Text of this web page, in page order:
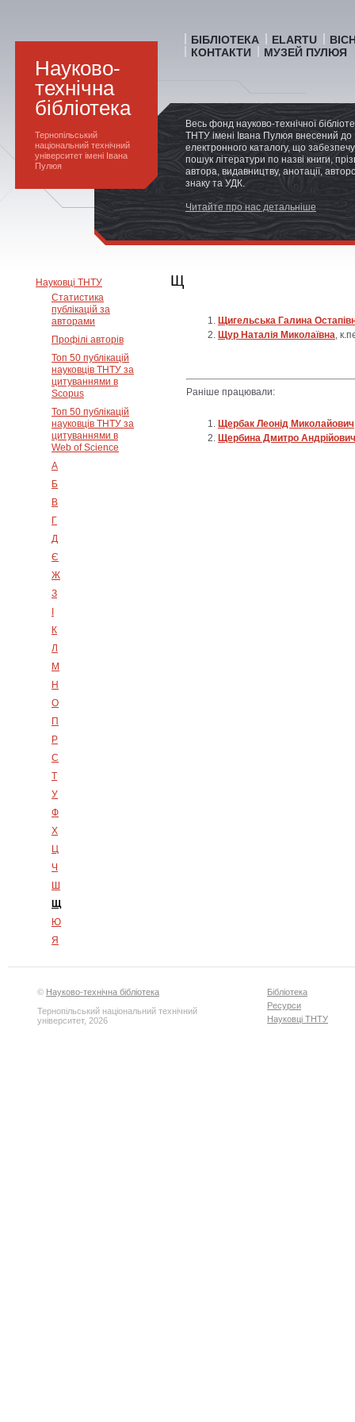
Науково-
технічна
бібліотека
Тернопільський
національний технічний
університет імені Івана
Пулюя
БІБЛІОТЕКА ELARTU
КОНТАКТИ
МУЗЕЙ ПУЛЮЯ
Весь фонд науково-технічної
ТНТУ імені Івана Пулюя внесений до
електронного каталогу, що
пошук літератури по назві книги,
автора, видавництву, анотації,
знаку та УДК.
Читайте про нас детальніше
Науковці ТНТУ
Статистика
публікацій за
авторами
Профілі авторів
Топ 50 публікацій
науковців ТНТУ за
цитуваннями в
Scopus
Топ 50 публікацій
науковців ТНТУ за
цитуваннями в
Web of Science
А
Б
В
Г
Д
Є
Ж
З
К
Л
М
Н
О
П
Р
С
Т
У
Ф
Х
Ц
Ч
Ш
Щ
Ю
Я
Щ
Щигельська Галина
Щур Наталія Миколаївна,
Раніше працювали:
Щербак Леонід Миколайович
Щербина Дмитро Андрійович
© Науково-технічна бібліотека
Тернопільський національний технічний
університет, 2026
Бібліотека
Ресурси
Науковці ТНТУ